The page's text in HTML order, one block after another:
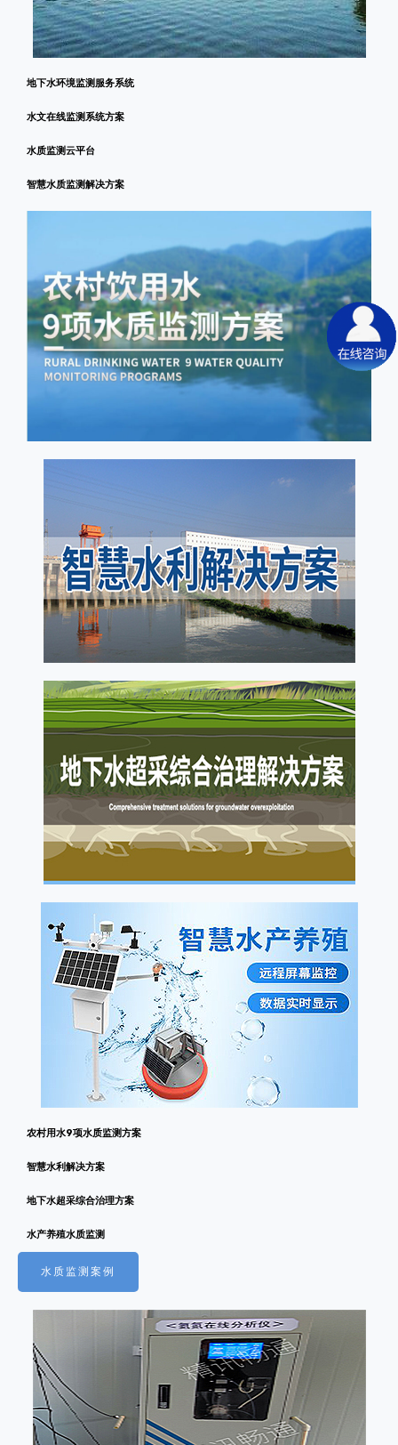
地下水环境监测服务系统
水文在线监测系统方案
水质监测云平台
智慧水质监测解决方案
农村用水9项水质监测方案
智慧水利解决方案
地下水超采综合治理方案
水产养殖水质监测
水质监测案例